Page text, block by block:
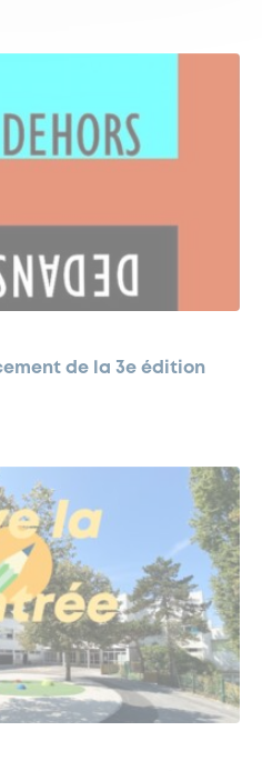
de la 3e édition